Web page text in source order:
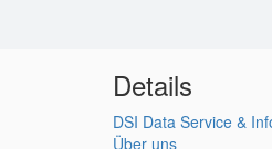
Details
DSI Data Service &
Über uns